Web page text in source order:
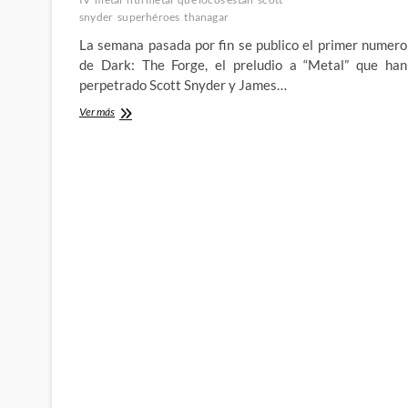
snyder superhéroes thanagar
La semana pasada por fin se publico el primer numero
de Dark: The Forge, el preludio a “Metal” que han
perpetrado Scott Snyder y James…
Ver másDark